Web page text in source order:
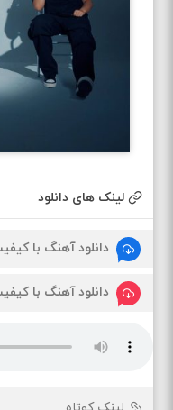
لینک های دانلود
دانلود آهنگ با
دانلود آهنگ با